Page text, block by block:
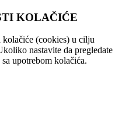
KOLAČIĆE
kolačiće (cookies) u cilju
nastavite da pregledate
upotrebom kolačića.